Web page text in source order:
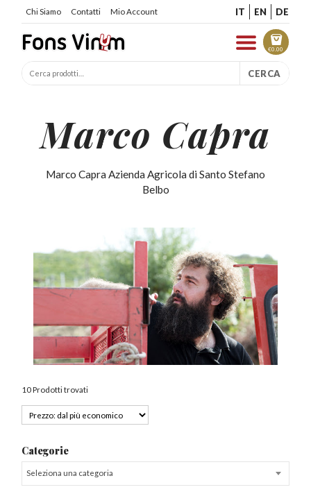
Chi Siamo Contatti Mio Account IT EN DE
€0.00
CERCA
Marco Capra
Marco Capra Azienda Agricola di Santo Stefano
Belbo
10 Prodotti trovati
Categorie
Seleziona una categoria